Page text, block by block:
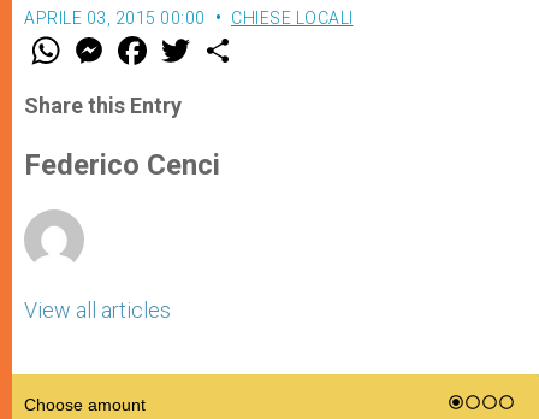
APRILE 03, 2015 00:00 CHIESE LOCALI
W
t
s
p
p
M
e
s
e
g
e
F
a
e
b
o
k
w
r
Share this Entry
Federico Cenci
View all articles